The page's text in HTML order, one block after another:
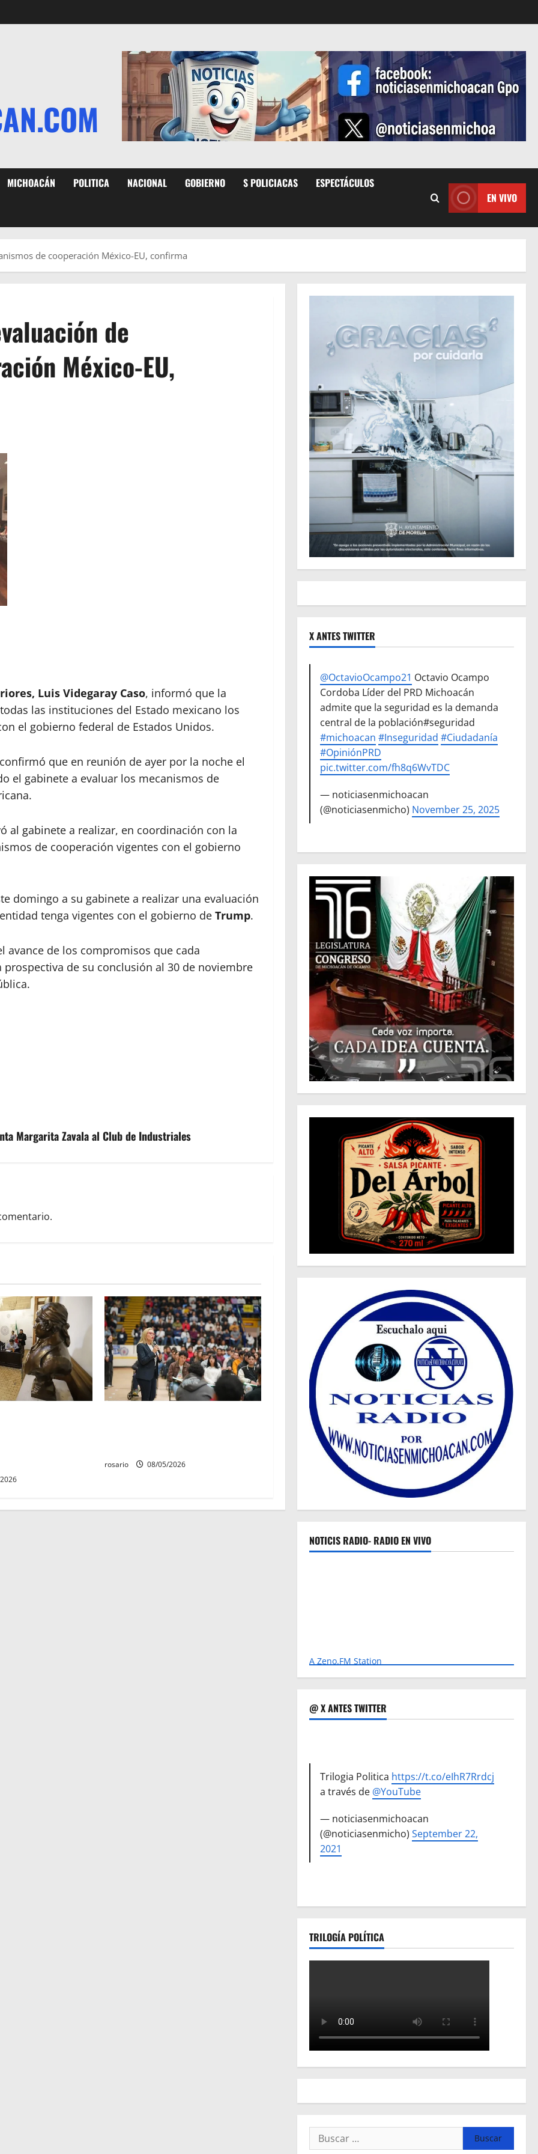
MICHOACÁN POLITICA NACIONAL GOBIERNO S POLICIACAS ESPECTÁCULOS
EN VIVO
de cooperación México-EU, confirma
de
México-EU,
Luis Videgaray Caso, informó que la
las instituciones del Estado mexicano los
el gobierno federal de Estados Unidos.
que en reunión de ayer por la noche el
el gabinete a evaluar los mecanismos de
al gabinete a realizar, en coordinación con la
de cooperación vigentes con el gobierno
domingo a su gabinete a realizar una evaluación
tenga vigentes con el gobierno de Trump.
avance de los compromisos que cada
de su conclusión al 30 de noviembre
Margarita Zavala al Club de Industriales
rosario 08/05/2026
X ANTES TWITTER
@OctavioOcampo21 Octavio Ocampo
Cordoba Líder del PRD Michoacán
admite que la seguridad es la demanda
central de la población#seguridad
#michoacan #Inseguridad #Ciudadanía
#OpiniónPRD
pic.twitter.com/fh8q6WvTDC
— noticiasenmichoacan
(@noticiasenmicho) November 25, 2025
NOTICIS RADIO- RADIO EN VIVO
A Zeno.FM Station
@ X ANTES TWITTER
Trilogia Politica https://t.co/eIhR7Rrdcj
a través de @YouTube
— noticiasenmichoacan
(@noticiasenmicho)September 22,
2021
TRILOGÍA POLÍTICA
Buscar: